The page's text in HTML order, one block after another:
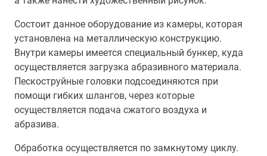
Состоит данное оборудование из камеры, которая
установлена на металлическую конструкцию.
Внутри камеры имеется специальный бункер, куда
осуществляется загрузка абразивного материала.
Пескоструйные головки подсоединяются при
помощи гибких шлангов, через которые
осуществляется подача сжатого воздуха и
абразива.
Обработка осуществляется по замкнутому циклу.